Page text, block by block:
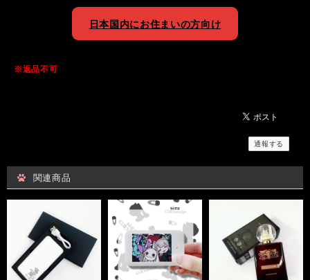
日本国内にお住まいの方向け
※返品不可
通報する
関連商品